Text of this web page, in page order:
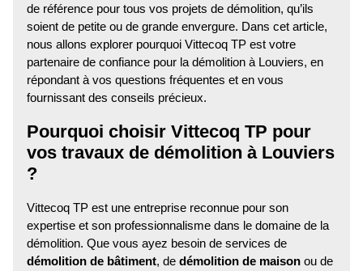
de référence pour tous vos projets de démolition, qu’ils
soient de petite ou de grande envergure. Dans cet article,
nous allons explorer pourquoi Vittecoq TP est votre
partenaire de confiance pour la démolition à Louviers, en
répondant à vos questions fréquentes et en vous
fournissant des conseils précieux.
Pourquoi choisir Vittecoq TP pour
vos travaux de démolition à Louviers
?
Vittecoq TP est une entreprise reconnue pour son
expertise et son professionnalisme dans le domaine de la
démolition. Que vous ayez besoin de services de
démolition de bâtiment, de démolition de maisonou de